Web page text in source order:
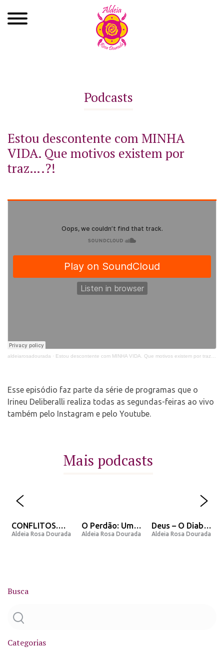
Roda de Cura
Contato
Select Language ▼
Podcasts
Estou descontente com MINHA
VIDA. Que motivos existem por
traz….?!
aldeiarosadourada · Estou descontente com MINHA VIDA. Que motivos existem por traz....?!
Esse episódio faz parte da série de programas que o
Irineu Deliberalli realiza todas as segundas-feiras ao vivo
também pelo Instagram e pelo Youtube.
Mais podcasts
CONFLITOS.
Porque eles
Aldeia Rosa Dourada
O Perdão: Uma
opinião e
Aldeia Rosa Dourada
Deus – O Diabo
– O Homem – A
Aldeia Rosa Dourada
Busca
Categorias